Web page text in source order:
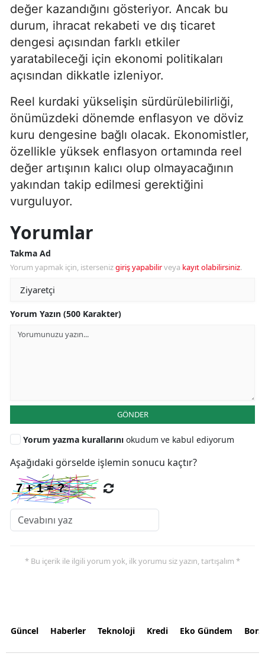
değer kazandığını gösteriyor. Ancak bu
durum, ihracat rekabeti ve dış ticaret
dengesi açısından farklı etkiler
yaratabileceği için ekonomi politikaları
açısından dikkatle izleniyor.
Reel kurdaki yükselişin sürdürülebilirliği,
önümüzdeki dönemde enflasyon ve döviz
kuru dengesine bağlı olacak. Ekonomistler,
özellikle yüksek enflasyon ortamında reel
değer artışının kalıcı olup olmayacağının
yakından takip edilmesi gerektiğini
vurguluyor.
Yorumlar
Takma Ad
Yorum yapmak için, istersenizgiriş yapabilirveya kayıt olabilirsiniz.
Yorum Yazın (500 Karakter)
GÖNDER
Yorum yazma kurallarını okudum ve kabul ediyorum
Aşağıdaki görselde işlemin sonucu kaçtır?
* Bu içerik ile ilgili yorum yok, ilk yorumu siz yazın, tartışalım *
Güncel Haberler Teknoloji Kredi Eko Gündem